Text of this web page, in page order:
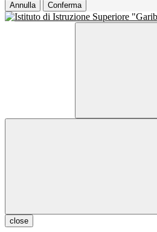
Annulla Conferma
close